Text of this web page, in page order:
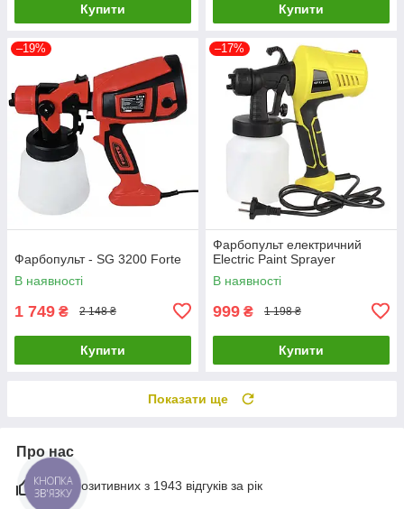
Купити Купити
–19%
Фарбопульт - SG 3200 Forte
В наявності
1 749 ₴ 2 148 ₴
Купити
–17%
Фарбопульт електричний
Electric Paint Sprayer
В наявності
999 ₴ 1 198 ₴
Купити
Показати ще
Про нас
98% позитивних з 1943 відгуків за рік
КНОПКА
ЗВ'ЯЗКУ